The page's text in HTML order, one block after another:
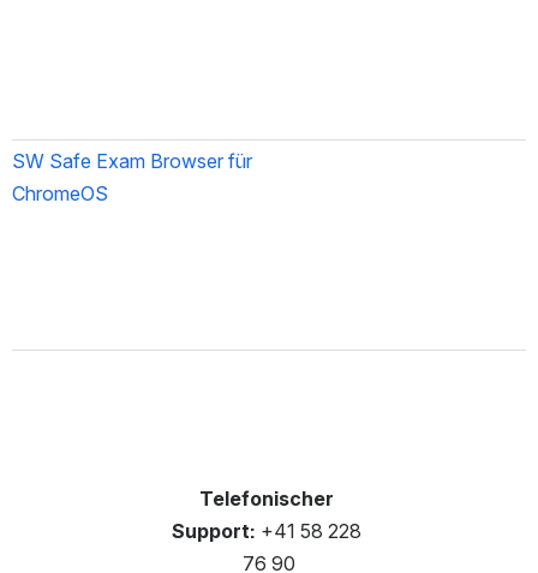
SW Safe Exam Browser für
ChromeOS
Telefonischer
Support: +41 58 228
76 90